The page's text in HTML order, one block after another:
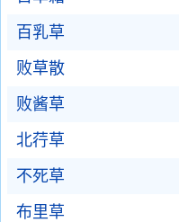
百乳草
败草散
败酱草
北荇草
不死草
布里草